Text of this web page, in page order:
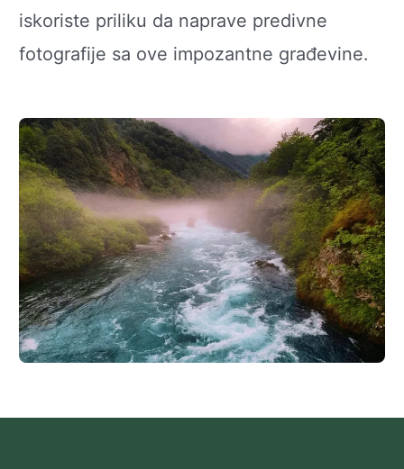
iskoriste priliku da naprave predivne
fotografije sa ove impozantne građevine.